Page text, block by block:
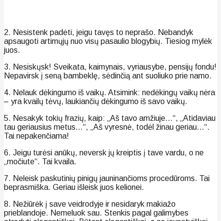
2. Nesistenk padėti, jeigu tavęs to neprašo. Nebandyk
apsaugoti artimųjų nuo visų pasaulio blogybių. Tiesiog mylėk
juos.
3. Nesiskųsk! Sveikata, kaimynais, vyriausybe, pensijų fondu!
Nepavirsk į seną bambeklę, sėdinčią ant suoliuko prie namo.
4. Nelauk dėkingumo iš vaikų. Atsimink: nedėkingų vaikų nėra
– yra kvailų tėvų, laukiančių dėkingumo iš savo vaikų.
5. Nesakyk tokių frazių, kaip: „Aš tavo amžiuje…“, „Atidaviau
tau geriausius metus…“, „Aš vyresnė, todėl žinau geriau…“.
Tai nepakenčiama!
6. Jeigu turėsi anūkų, neversk jų kreiptis į tave vardu, o ne
„močiute“. Tai kvaila.
7. Neleisk paskutinių pinigų jauninančioms procedūroms. Tai
beprasmiška. Geriau išleisk juos kelionei.
8. Nežiūrėk į save veidrodyje ir nesidaryk makiažo
prieblandoje. Nemeluok sau. Stenkis pagal galimybes